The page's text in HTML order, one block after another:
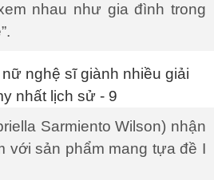
nhau như gia đình trong
Sarmiento Wilson) nhận
với sản phẩm mang tựa đề I